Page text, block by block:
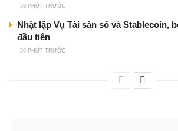
53 PHÚT TRƯỚC
Nhật lập Vụ Tài sản số và Stablecoin,
đầu tiên
59 PHÚT TRƯỚC